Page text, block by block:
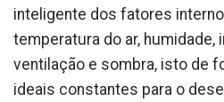
inteligente dos fatores
temperatura do ar, humidade,
ventilação e sombra, isto de
ideais constantes para o